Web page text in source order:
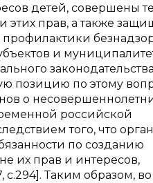
детей, совершены
прав, а также
и
позицию по этому
о
российской
того, что
по созданию
их прав и интересов,
Таким образом, во